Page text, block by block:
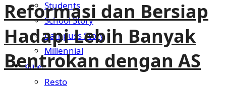
Students
School Story
Campuss Story
Millennial
Kuliner
Resto
Reformasi dan Bersiap
Hadapi Lebih Banyak
Bentrokan dengan AS